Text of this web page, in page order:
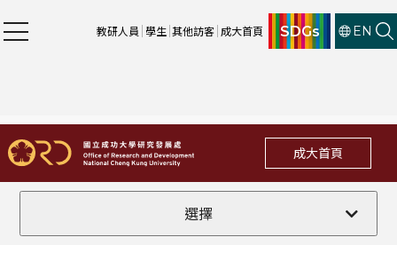
教研人員 學生 其他訪客 成大首頁 SDGs EN
成大首頁
選擇
全部